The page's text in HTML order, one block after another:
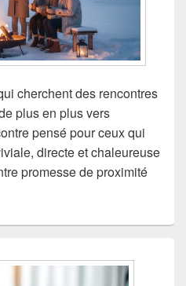
cherchent des rencontres
plus en plus vers
pensé pour ceux qui
directe et chaleureuse
promesse de proximité